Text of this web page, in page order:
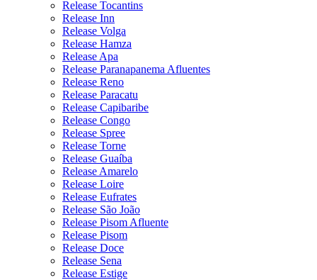
Release Tocantins
Release Inn
Release Volga
Release Hamza
Release Apa
Release Paranapanema Afluentes
Release Reno
Release Paracatu
Release Capibaribe
Release Congo
Release Spree
Release Torne
Release Guaíba
Release Amarelo
Release Loire
Release Eufrates
Release São João
Release Pisom Afluente
Release Pisom
Release Doce
Release Sena
Release Estige